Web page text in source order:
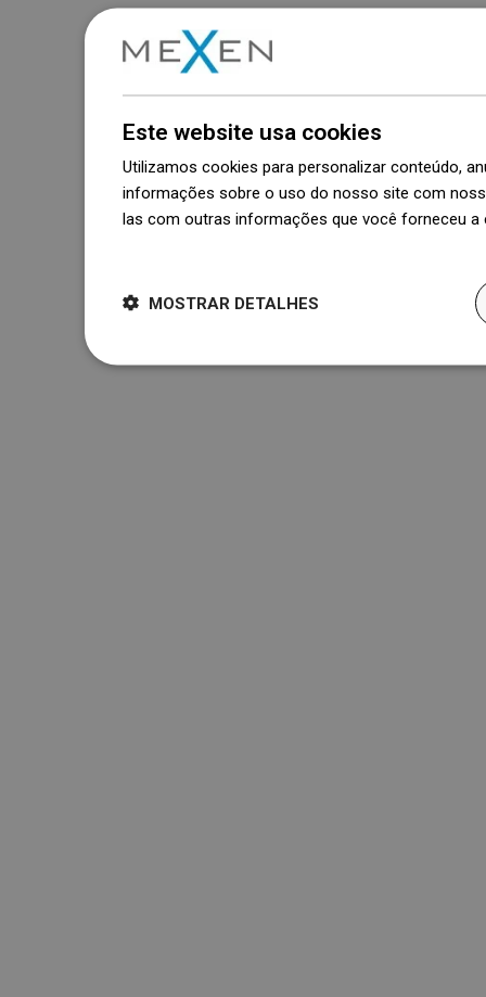
Este website usa cookies
Utilizamos cookies para personalizar conteúdo,
informações sobre o uso do nosso site com
las com outras informações que você forneceu
MOSTRAR DETALHES